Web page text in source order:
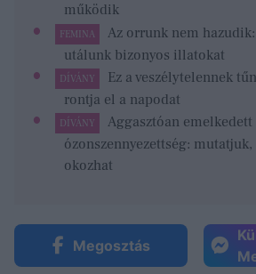
működik
FEMINA
Az orrunk nem
utálunk bizonyos illatokat
DÍVÁNY
Ez a veszélytelennek
rontja el a napodat
DÍVÁNY
Aggasztóan emelkedett
ózonszennyezettség:
okozhat
Megosztás